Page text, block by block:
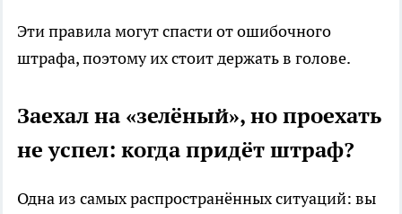
Эти правила могут спасти от ошибочного
штрафа, поэтому их стоит держать в голове.
Заехал на «зелёный», но проехать
не успел: когда придёт штраф?
Одна из самых распространённых ситуаций: вы